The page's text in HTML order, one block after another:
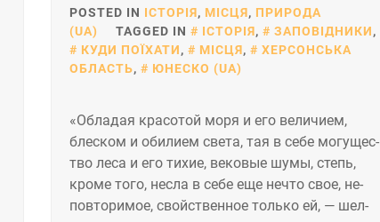
POSTED IN ІСТОРІЯ, МІСЦЯ, ПРИРОДА
(UA)
TAGGED IN ІСТОРІЯ, ЗАПОВІДНИКИ,
КУДИ ПОЇХАТИ, МІСЦЯ,
ХЕРСОНСЬКА
ОБЛАСТЬ, ЮНЕСКО (UA)
«Об­ла­дая кра­сотой мо­ря и его ве­личи­ем,
блес­ком и оби­ли­ем све­та, тая в се­бе мо­гущес­
тво ле­са и его ти­хие, ве­ковые шу­мы, степь,
кро­ме то­го, нес­ла в се­бе еще неч­то свое, не­
пов­то­римое, свой­ствен­ное толь­ко ей, — шел­